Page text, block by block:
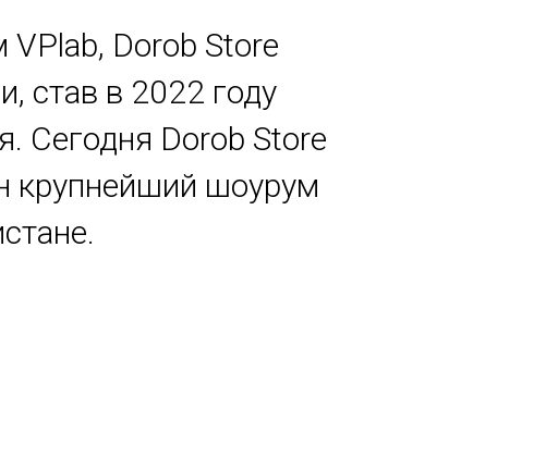
Dorob Store
став в 2022 году
Сегодня Dorob Store
крупнейший шоурум